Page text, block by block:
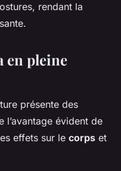
rendant la
en pleine
présente des
l’avantage évident de
effets sur le corps et